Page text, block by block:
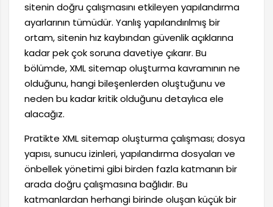
sitenin doğru çalışmasını etkileyen yapılandırma
ayarlarının tümüdür. Yanlış yapılandırılmış bir
ortam, sitenin hız kaybından güvenlik açıklarına
kadar pek çok soruna davetiye çıkarır. Bu
bölümde, XML sitemap oluşturma kavramının ne
olduğunu, hangi bileşenlerden oluştuğunu ve
neden bu kadar kritik olduğunu detaylıca ele
alacağız.
Pratikte XML sitemap oluşturma çalışması; dosya
yapısı, sunucu izinleri, yapılandırma dosyaları ve
önbellek yönetimi gibi birden fazla katmanın bir
arada doğru çalışmasına bağlıdır. Bu
katmanlardan herhangi birinde oluşan küçük bir